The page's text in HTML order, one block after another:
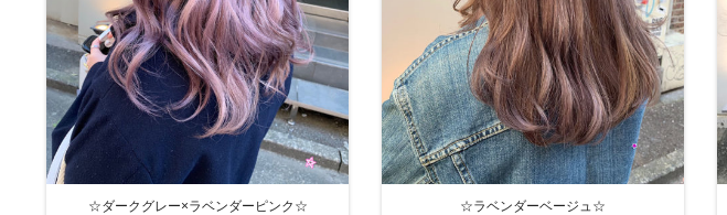
☆ダークグレー×ラベンダーピンク☆ ☆ラベンダーベージュ☆